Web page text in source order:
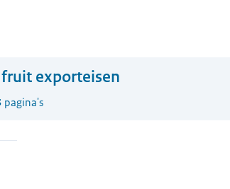
exporteisen
pagina's